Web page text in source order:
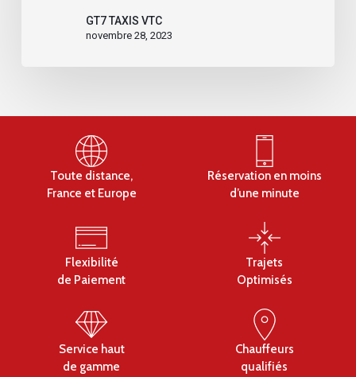
GT7 TAXIS VTC
novembre 28, 2023
Toute distance,
France et Europe
Réservation en moins
d’une minute
Flexibilité
de Paiement
Trajets
Optimisés
Service haut
de gamme
Chauffeurs
qualifiés